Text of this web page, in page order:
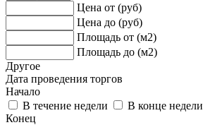
Цена от (руб)
Цена до (руб)
Площадь от (м2)
Площадь до (м2)
Другое
Дата проведения торгов
Начало
В течение недели
В конце недели
Конец